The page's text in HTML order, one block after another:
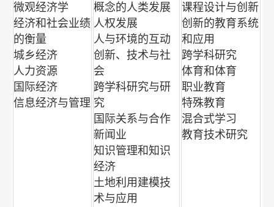
微观经济学
经济和社会业绩
的衡量
城乡经济
人力资源
国际经济
信息经济与管理
概念的人类发展
人权发展
人与环境的互动
创新、技术与社
会
跨学科研究与研
究
国际关系与合作
新闻业
知识管理和知识
经济
土地利用建模技
术与应用
课程设计与创新
创新的教育系统
和应用
跨学科研究
体育和体育
职业教育
特殊教育
混合式学习
教育技术研究